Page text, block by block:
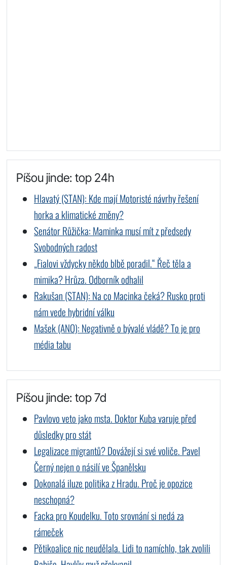
Píšou jinde: top 24h
Hlavatý (STAN): Kde mají Motoristé návrhy řešení
horka a klimatické změny?
Senátor Růžička: Maminka musí mít z předsedy
Svobodných radost
„Fialovi vždycky někdo blbě poradil.“ Řeč těla a
mimika? Hrůza. Odborník odhalil
Rakušan (STAN): Na co Macinka čeká? Rusko proti
nám vede hybridní válku
Mašek (ANO): Negativně o bývalé vládě? To je pro
média tabu
Píšou jinde: top 7d
Pavlovo veto jako msta. Doktor Kuba varuje před
důsledky pro stát
Legalizace migrantů? Dovážejí si své voliče. Pavel
Černý nejen o násilí ve Španělsku
Dokonalá iluze politika z Hradu. Proč je opozice
neschopná?
Facka pro Koudelku. Toto srovnání si nedá za
rámeček
Pětikoalice nic neudělala. Lidi to namíchlo, tak zvolili